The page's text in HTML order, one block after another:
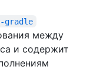
gradle
между
и содержит